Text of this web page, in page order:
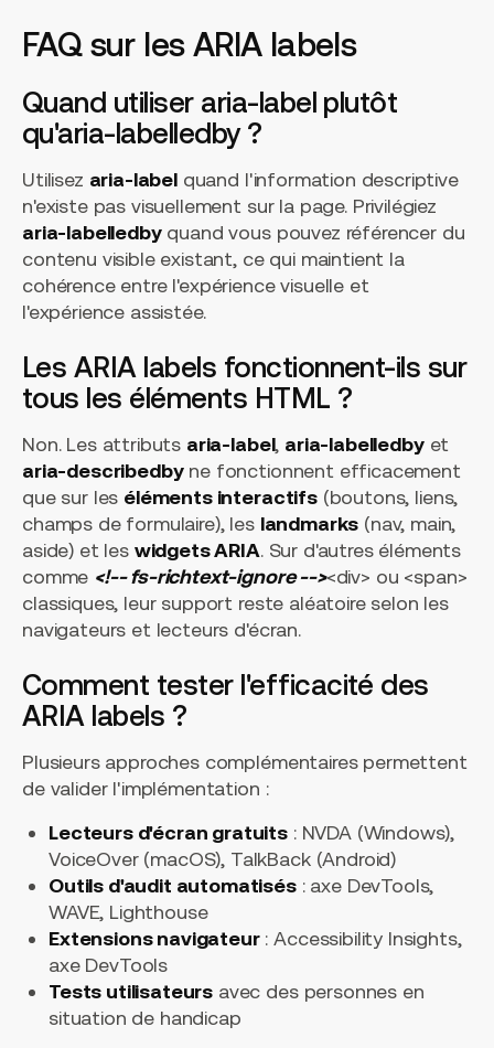
FAQ sur les ARIA labels
Quand utiliser aria-label plutôt
qu'aria-labelledby ?
Utilisez aria-labelquand l'information descriptive
n'existe pas visuellement sur la page. Privilégiez
aria-labelledbyquand vous pouvez référencer du
contenu visible existant, ce qui maintient la
cohérence entre l'expérience visuelle et
l'expérience assistée.
Les ARIA labels fonctionnent-ils sur
tous les éléments HTML ?
Non. Les attributs aria-label, aria-labelledbyet
aria-describedbyne fonctionnent efficacement
que sur les éléments interactifs(boutons, liens,
champs de formulaire), les landmarks (nav, main,
aside) et les widgets ARIA. Sur d'autres éléments
comme <!-- fs-richtext-ignore --><div> ou <span>
classiques, leur support reste aléatoire selon les
navigateurs et lecteurs d'écran.
Comment tester l'efficacité des
ARIA labels ?
Plusieurs approches complémentaires permettent
de valider l'implémentation :
Lecteurs d'écran gratuits : NVDA (Windows),
VoiceOver (macOS), TalkBack (Android)
Outils d'audit automatisés: axe DevTools,
WAVE, Lighthouse
Extensions navigateur: Accessibility Insights,
axe DevTools
Tests utilisateurs avec des personnes en
situation de handicap